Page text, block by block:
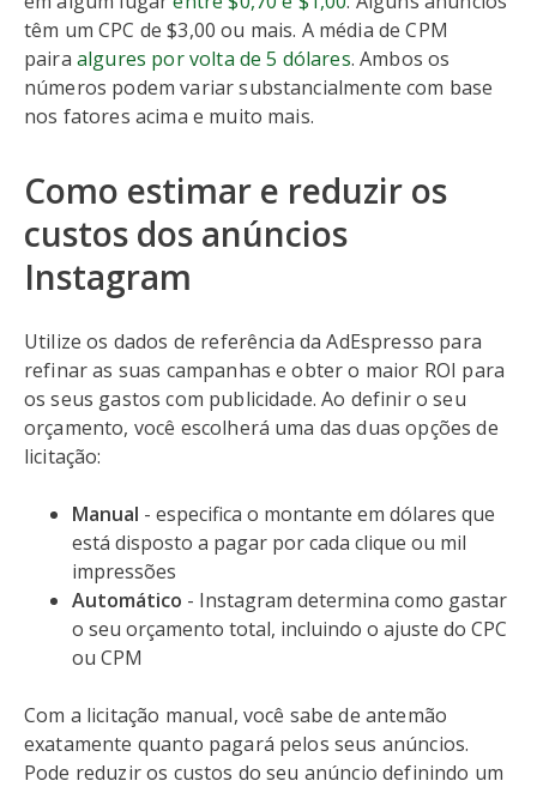
têm um CPC de $3,00 ou mais. A média de CPM
paira algures por volta de 5 dólares. Ambos os
números podem variar substancialmente com base
nos fatores acima e muito mais.
Como estimar e reduzir os
custos dos anúncios
Instagram
Utilize os dados de referência da AdEspresso para
refinar as suas campanhas e obter o maior ROI para
os seus gastos com publicidade. Ao definir o seu
orçamento, você escolherá uma das duas opções de
licitação:
Manual - especifica o montante em dólares que
está disposto a pagar por cada clique ou mil
impressões
Automático - Instagram determina como gastar
o seu orçamento total, incluindo o ajuste do CPC
ou CPM
Com a licitação manual, você sabe de antemão
exatamente quanto pagará pelos seus anúncios.
Pode reduzir os custos do seu anúncio definindo um